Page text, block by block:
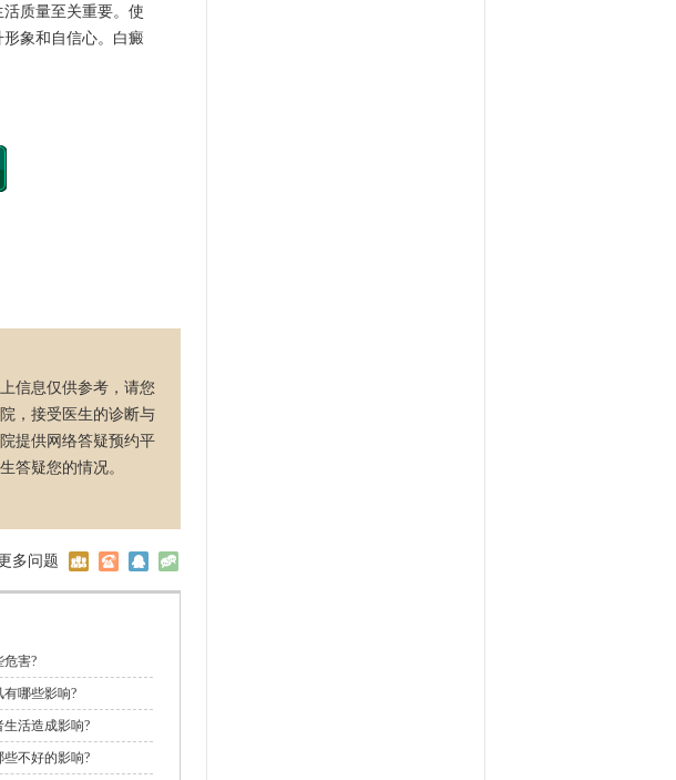
质量至关重要。使
象和自信心。白癜
信息仅供参考，请您
，接受医生的诊断与
提供网络答疑预约平
答疑您的情况。
多问题
害?
哪些影响?
活造成影响?
不好的影响?